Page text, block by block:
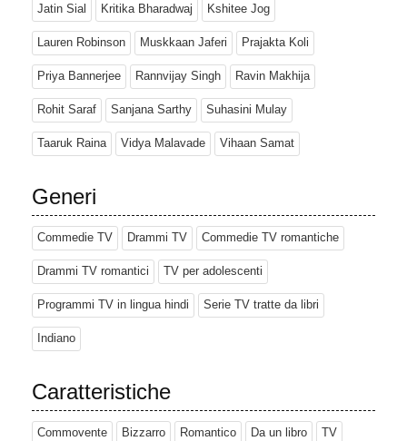
Jatin Sial Kritika Bharadwaj Kshitee Jog
Lauren Robinson Muskkaan Jaferi Prajakta Koli
Priya Bannerjee Rannvijay Singh Ravin Makhija
Rohit Saraf Sanjana Sarthy Suhasini Mulay
Taaruk Raina Vidya Malavade Vihaan Samat
Generi
Commedie TV Drammi TV Commedie TV romantiche
Drammi TV romantici TV per adolescenti
Programmi TV in lingua hindi Serie TV tratte da libri
Indiano
Caratteristiche
Commovente Bizzarro Romantico Da un libro TV